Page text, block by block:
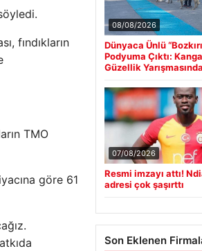
fındıkların
TMO
göre 61
08/08/2026
Dünyaca Ünlü
Podyuma Çıktı:
Güzellik
07/08/2026
Resmi imzayı attı!
adresi çok şaşırttı
Son Eklenen